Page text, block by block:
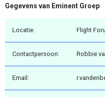
Gegevens van Eminent Groep
Locatie: Flight
Contactpersoon: Robbie
Email: